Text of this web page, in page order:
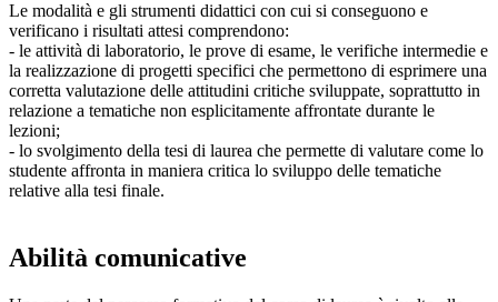
Le modalità e gli strumenti didattici con cui si conseguono e
verificano i risultati attesi comprendono:
- le attività di laboratorio, le prove di esame, le verifiche intermedie e
la realizzazione di progetti specifici che permettono di esprimere una
corretta valutazione delle attitudini critiche sviluppate, soprattutto in
relazione a tematiche non esplicitamente affrontate durante le
lezioni;
- lo svolgimento della tesi di laurea che permette di valutare come lo
studente affronta in maniera critica lo sviluppo delle tematiche
relative alla tesi finale.
Abilità comunicative